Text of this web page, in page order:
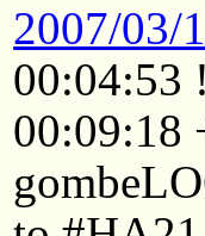
2007/03/
00:04:53
00:09:18